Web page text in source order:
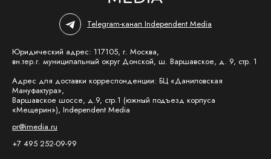
Telegram-канал Independent Media
Юридический адрес: 117105, г. Москва,
вн.тер.г. муниципальный округ Донской, ш. Варшавское, д. 9, стр. 1
Адрес для доставки корреспонденции: БЦ «Даниловская
Мануфактура»,
Варшавское шоссе, д.9, стр.1 (южный подъезд корпуса
«Мещерин»), Independent Media
pr@imedia.ru
+7 495 252-09-99